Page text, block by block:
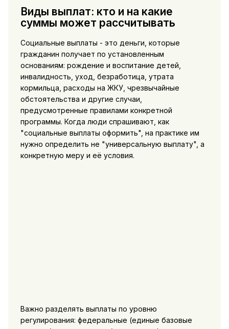
Виды выплат: кто и на какие
суммы может рассчитывать
Социальные выплаты - это деньги, которые
гражданин получает по установленным
основаниям: рождение и воспитание детей,
инвалидность, уход, безработица, утрата
кормильца, расходы на ЖКУ, чрезвычайные
обстоятельства и другие случаи,
предусмотренные правилами конкретной
программы. Когда люди спрашивают, как
"социальные выплаты оформить", на практике им
нужно определить не "универсальную выплату", а
конкретную меру и её условия.
Важно разделять выплаты по уровню
регулирования: федеральные (единые базовые